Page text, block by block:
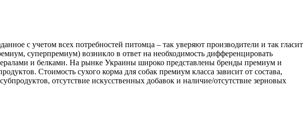
с учетом всех потребностей питомца – так уверяют производители и так гласит
суперпремиум) возникло в ответ на необходимость дифференцировать
и белками. На рынке Украины широко представлены бренды премиум и
Стоимость сухого корма для собак премиум класса зависит от состава,
отсутствие искусственных добавок и наличие/отсутствие зерновых